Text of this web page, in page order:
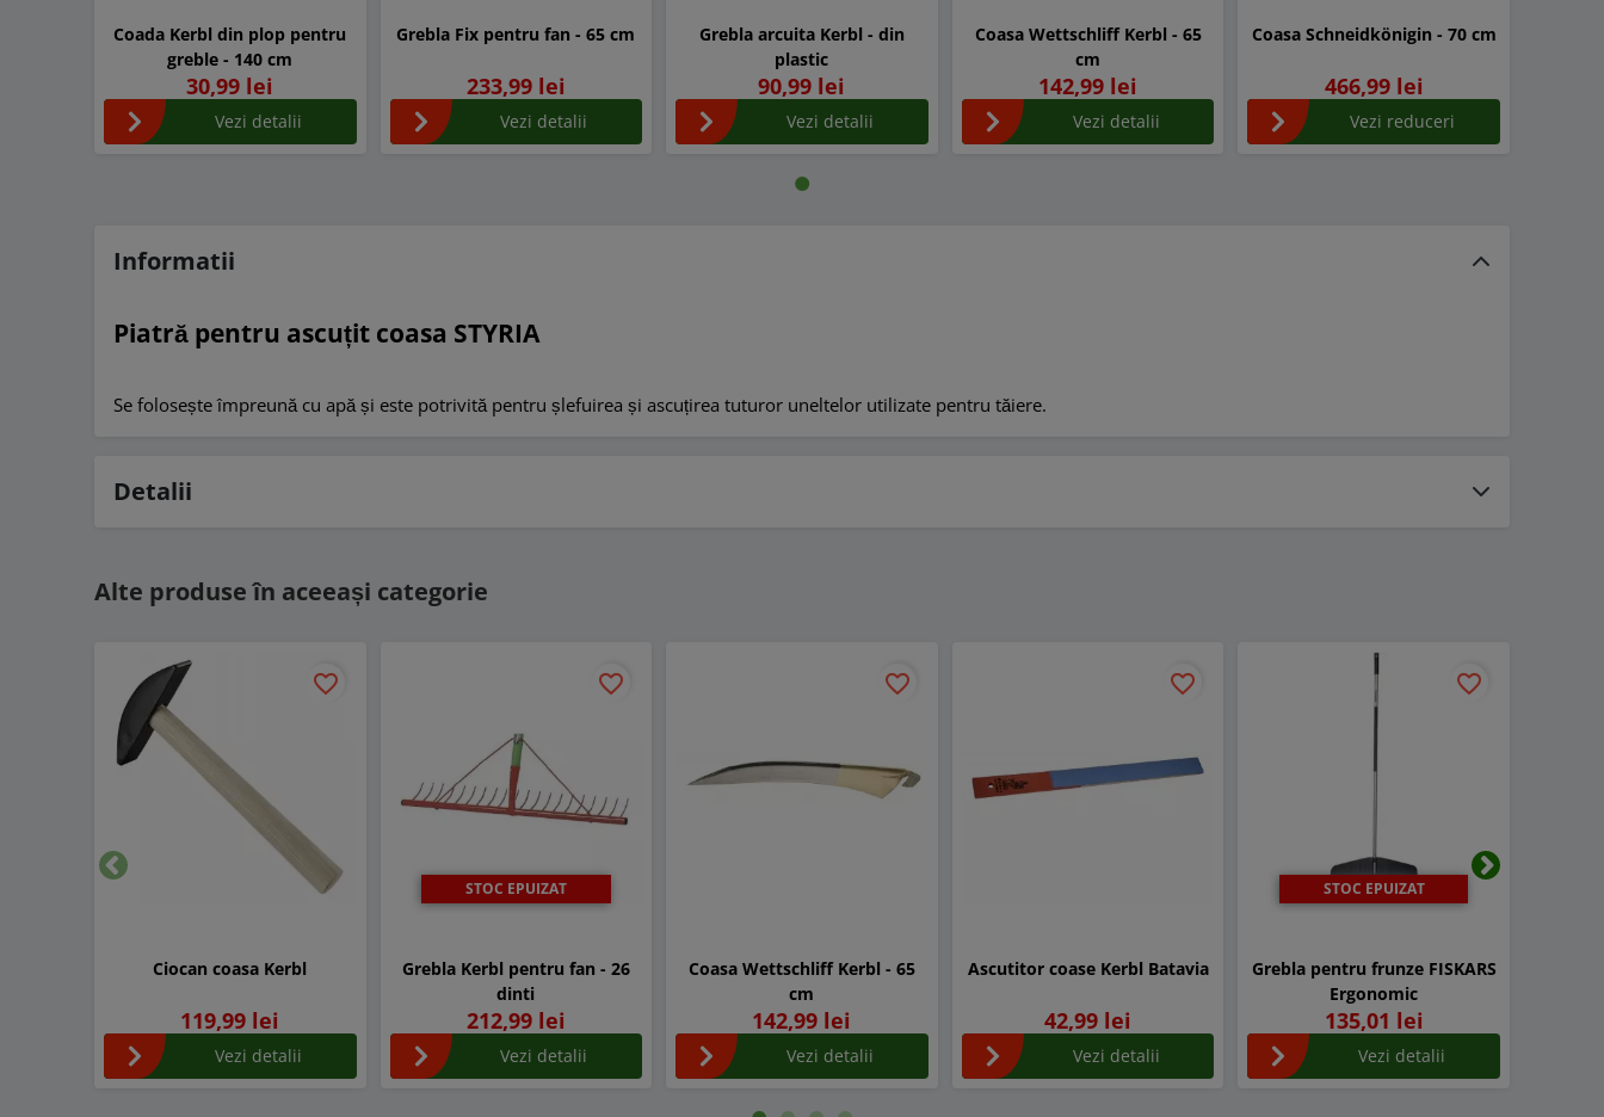
Coada Kerbl din plop pentru
greble - 140 cm
30,99 lei
Vezi detalii
Grebla Fix pentru fan - 65 cm
233,99 lei
Vezi detalii
Grebla arcuita Kerbl - din
plastic
90,99 lei
Vezi detalii
Coasa Wettschliff Kerbl - 65
cm
142,99 lei
Vezi detalii
Coasa Schneidkönigin - 70 cm
466,99 lei
Vezi reduceri
Informatii
Piatră pentru ascuțit coasa STYRIA
Se folosește împreună cu apă și este potrivită pentru șlefuirea și ascuțirea tuturor uneltelor utilizate pentru tăiere.
Detalii
Alte produse în aceeași categorie
favorite_border
Ciocan coasa Kerbl
119,99 lei
Vezi detalii
STOC EPUIZAT
favorite_border
Grebla Kerbl pentru fan - 26
dinti
212,99 lei
Vezi detalii
favorite_border
Coasa Wettschliff Kerbl - 65
cm
142,99 lei
Vezi detalii
favorite_border
Ascutitor coase Kerbl Batavia
42,99 lei
Vezi detalii
STOC EPUIZAT
favorite_border
Grebla pentru frunze FISKARS
Ergonomic
135,01 lei
Vezi detalii